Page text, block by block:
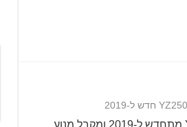
ה-YZ250F מתחדש ל-2019 ומקבל מנוע